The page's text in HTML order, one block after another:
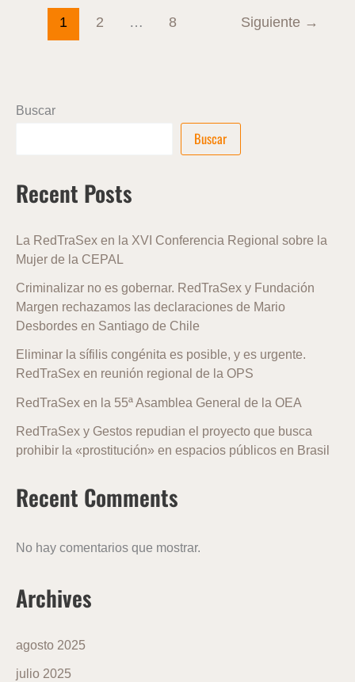
1 2 … 8 Siguiente →
Buscar
Buscar
Recent Posts
La RedTraSex en la XVI Conferencia Regional sobre la
Mujer de la CEPAL
Criminalizar no es gobernar. RedTraSex y Fundación
Margen rechazamos las declaraciones de Mario
Desbordes en Santiago de Chile
Eliminar la sífilis congénita es posible, y es urgente.
RedTraSex en reunión regional de la OPS
RedTraSex en la 55ª Asamblea General de la OEA
RedTraSex y Gestos repudian el proyecto que busca
prohibir la «prostitución» en espacios públicos en Brasil
Recent Comments
No hay comentarios que mostrar.
Archives
agosto 2025
julio 2025